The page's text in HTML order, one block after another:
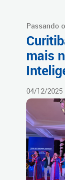
Passando
mais
04/12/2025